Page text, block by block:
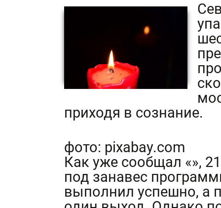
приходя в сознание.
фото: pixabay.com
Как уже сообщал «»,
под занавес
выполнил успешно, а